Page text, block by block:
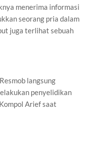
menerima informasi
seorang pria dalam
juga terlihat sebuah
langsung
penyelidikan
Arief saat